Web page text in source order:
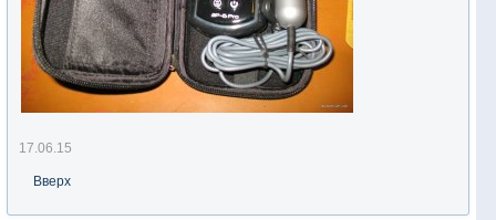
17.06.15
Вверх